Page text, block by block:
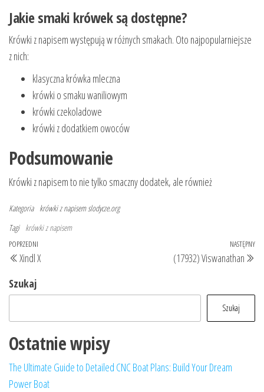
Jakie smaki krówek są dostępne?
Krówki z napisem występują w różnych smakach. Oto najpopularniejsze
z nich:
klasyczna krówka mleczna
krówki o smaku waniliowym
krówki czekoladowe
krówki z dodatkiem owoców
Podsumowanie
Krówki z napisem to nie tylko smaczny dodatek, ale również
Kategoria krówki z napisemslodycze.org
Tagi krówki z napisem
Nawigacja
wpisu
Poprzedni
wpis
POPRZEDNI
Xindl X
NASTĘPNY
(17932) Viswanathan
Szukaj
Szukaj
Ostatnie wpisy
The Ultimate Guide to Detailed CNC Boat Plans: Build Your Dream
Power Boat